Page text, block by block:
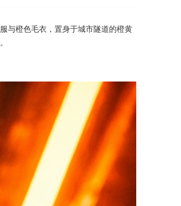
与橙色毛衣，置身于城市隧道的橙黄